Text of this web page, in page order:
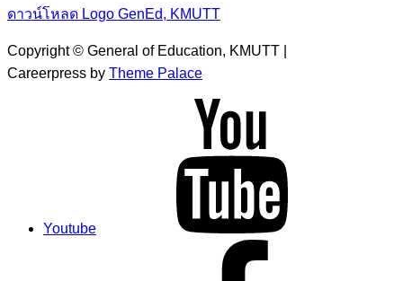
ดาวน์โหลด Logo GenEd, KMUTT
Copyright © General of Education, KMUTT |
Careerpress by Theme Palace
Youtube